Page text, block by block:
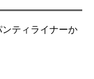
ティライナーか